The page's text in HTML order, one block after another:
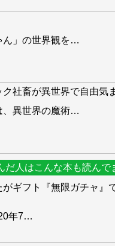
」の世界観を…
社畜が異世界で自由気
、異世界の魔術…
だ人はこんな本も読んで
ギフト『無限ガチャ』
年7…